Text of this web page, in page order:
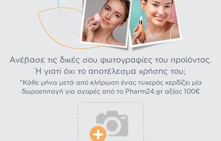
Ανέβασε τις δικές σου φωτογραφίες του προϊόντος.
Ή γιατί όχι το αποτέλεσμα χρήσης του;
*Κάθε μήνα μετά από κλήρωση ένας τυχερός κερδίζει μία
δωροεπιταγή για αγορές από το Pharm24.gr αξίας 100€